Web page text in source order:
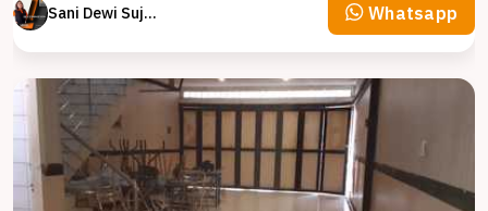
Sani Dewi Sujono Whatsapp